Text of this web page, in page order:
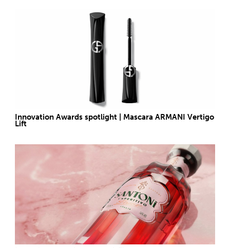
Innovation Awards spotlight | Mascara ARMANI Vertigo
Lift